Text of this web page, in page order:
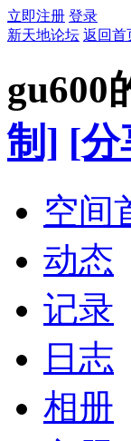
立即注册 登录
新天地论坛 返回首
gu600
制] [分
空间
动态
记录
日志
相册